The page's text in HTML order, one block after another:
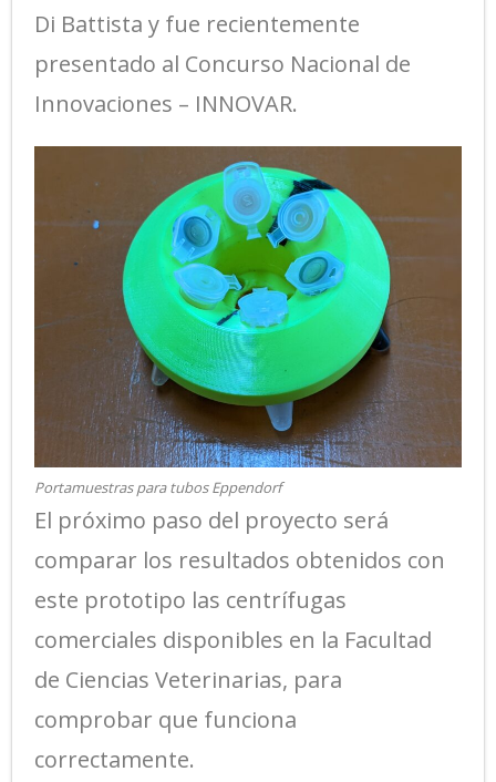
Di Battista y fue recientemente
presentado al Concurso Nacional de
Innovaciones – INNOVAR.
Portamuestras para tubos Eppendorf
El próximo paso del proyecto será
comparar los resultados obtenidos con
este prototipo las centrífugas
comerciales disponibles en la Facultad
de Ciencias Veterinarias, para
comprobar que funciona
correctamente.